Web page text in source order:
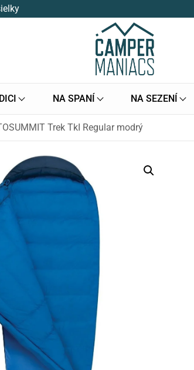
NA SPANÍ NA SEZENÍ
Trek TkI Regular modrý